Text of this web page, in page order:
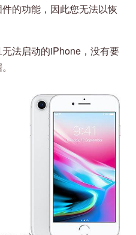
的功能，因此您无法以恢
法启动的iPhone，没有要